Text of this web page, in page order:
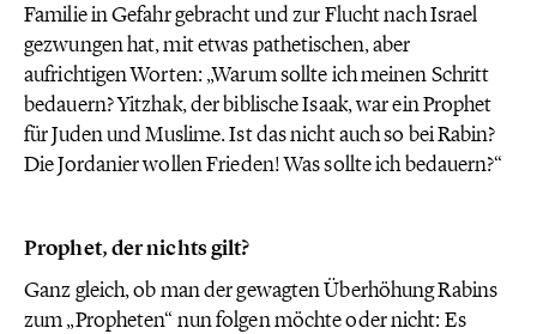
Familie in Gefahr gebracht und zur Flucht nach Israel
gezwungen hat, mit etwas pathetischen, aber
aufrichtigen Worten: „Warum sollte ich meinen Schritt
bedauern? Yitzhak, der biblische Isaak, war ein Prophet
für Juden und Muslime. Ist das nicht auch so bei Rabin?
Die Jordanier wollen Frieden! Was sollte ich bedauern?“
Prophet, der nichts gilt?
Ganz gleich, ob man der gewagten Überhöhung Rabins
zum „Propheten“ nun folgen möchte oder nicht: Es